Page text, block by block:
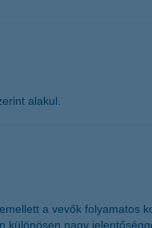
alakul.
a vevők folyamatos
nagy